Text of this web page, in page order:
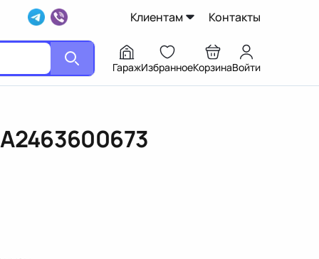
Клиентам Контакты
ГаражИзбранноеКорзинаВойти